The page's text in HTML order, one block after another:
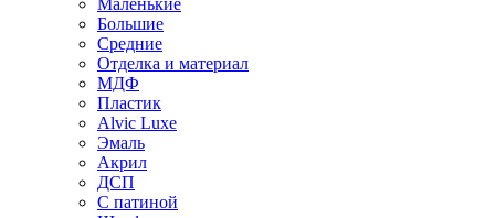
Маленькие
Большие
Средние
Отделка и материал
МДФ
Пластик
Alvic Luxe
Эмаль
Акрил
ДСП
С патиной